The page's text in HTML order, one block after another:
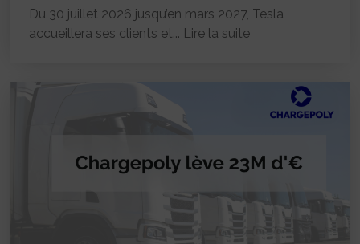
Du 30 juillet 2026 jusqu’en mars 2027, Tesla
accueillera ses clients et... Lire la suite